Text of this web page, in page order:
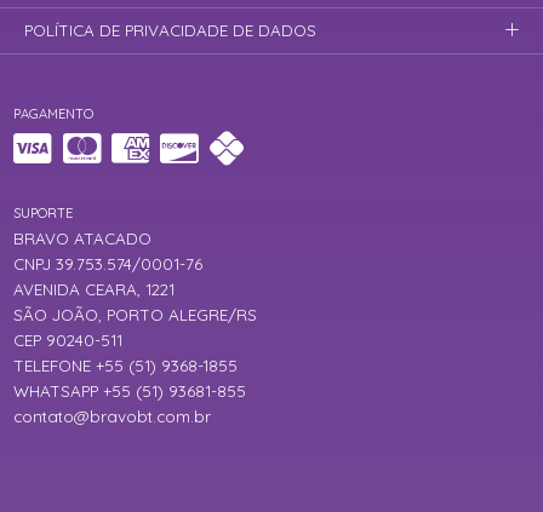
PAGAMENTO
SUPORTE
BRAVO ATACADO
CNPJ 39.753.574/0001-76
AVENIDA CEARA, 1221
SÃO JOÃO, PORTO ALEGRE/RS
CEP 90240-511
TELEFONE +55 (51) 9368-1855
WHATSAPP +55 (51) 93681-855
contato@bravobt.com.br
POLÍTICA DE PRIVACIDADE DE DADOS